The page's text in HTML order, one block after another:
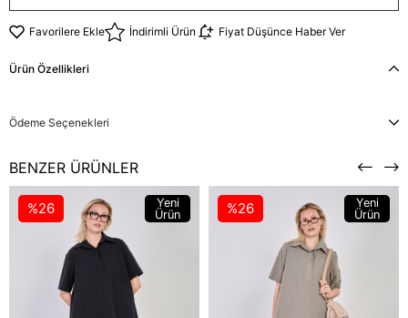
Favorilere Ekle İndirimli Ürün Fiyat Düşünce Haber Ver
Ürün Özellikleri
Ödeme Seçenekleri
BENZER ÜRÜNLER
%26
Yeni
Ürün
%26
Yeni
Ürün